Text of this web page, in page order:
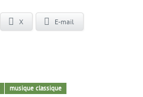
X E-mail
musique classique